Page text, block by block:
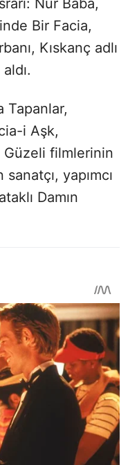
Nur Baba,
Bir Facia,
Kıskanç adlı
Tapanlar,
i Aşk,
Güzeli filmlerinin
yapımcı
Damın